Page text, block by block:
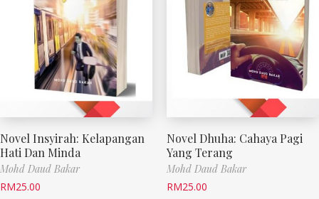
Novel Insyirah: Kelapangan
Hati Dan Minda
Mohd Daud Bakar
RM25.00
Novel Dhuha: Cahaya Pagi
Yang Terang
Mohd Daud Bakar
RM25.00